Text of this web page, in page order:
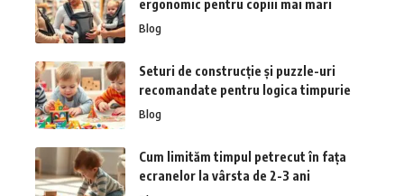
ergonomic pentru copiii mai mari
Blog
Seturi de construcție și puzzle-uri
recomandate pentru logica timpurie
Blog
Cum limităm timpul petrecut în fața
ecranelor la vârsta de 2-3 ani